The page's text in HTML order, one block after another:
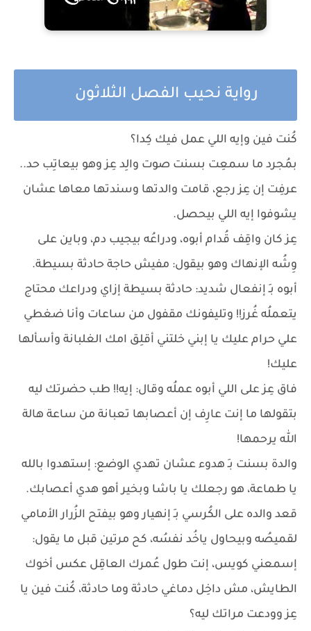
رواية نحيب الفصل الثلاثون
كُنت فين وإيه اللي عمل فيك كِدا؟
بمُجرد ما سمعِت بسنت صوت والِد عِز وهو بيعاتِب حد..
عرفِت إن عِز رجع، قامت والدتها وسندتها معاها عشان
يشوفوا إيه اللي بيحصل.
عِز كان واقِف قُدام أبوه، ودراعُه بيجيب دم، وباين على
وِشُه الإنهاك وهو بيقول: مفيش حاجة حادثة بسيطة.
أبوه بـِ إنفعال شديد: حادثة بسيطة إزاي ودراعك محتاج
يتعملُه غُرز!! وتليفونك مقفول من ساعات وأنا ضغطي
علي حرام عليك يا إبني خلتني أقلِق امك الغلبانة وأسألها
عليك!
فاق عِز على اللي أبوه عملُه وقال: إيه!! طب حضرتك ليه
بتقولها ما إنت عارِف إن أعصابها تعبانة من ساعة هالة
الله يرحمها!
والدة بسنت بـِ هدوء عشان تهدي الوضع: إستهدوا بالله
يا طماعة، هو رجعلك يا باشا وبخير أهو هدي أعصابك.
قعد والده على الكُرسي بـِ إنهيار وهو بيفتح الزُرار الأمامي
لقميصُه وبيحاول ياخُد نفسُه، كح مرتين قبل ما يقول:
إسمعني كويس، إنت طول عُمرك العاقِل عكس أخوك
الطايش، مش داخِل دماغي حادثة وما حادثة، كُنت فين يا
عِز وودعت مراتك ليه؟